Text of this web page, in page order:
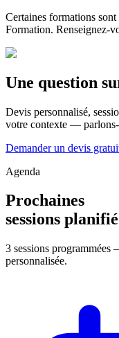
Certaines formations
Formation. Renseignez-
Une question
Devis personnalisé,
votre contexte —
Demander un devis
Agenda
Prochaines
sessions
3 sessions programmées
personnalisée.